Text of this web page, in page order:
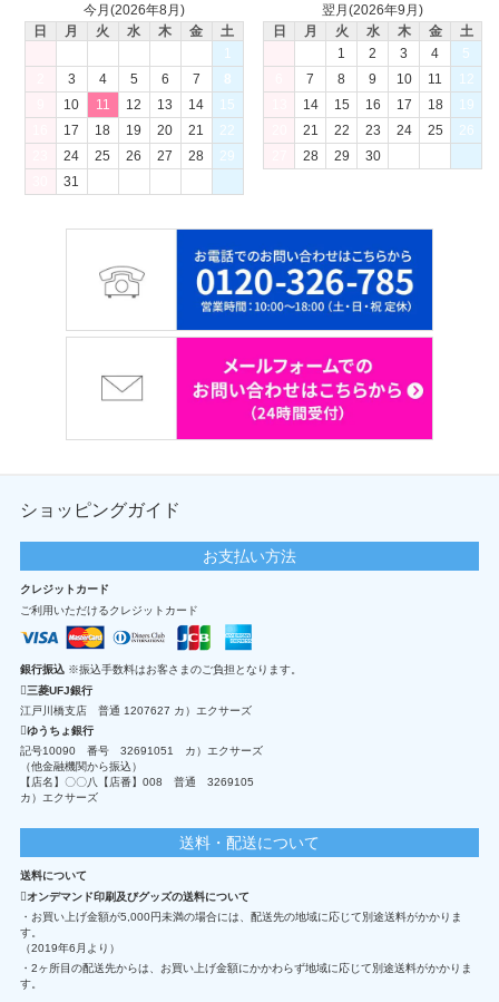
今月(2026年8月)
日
月 火 水 木 金
土
1
3 4 5 6 7
8
10 11 12 13 14
15
17 18 19 20 21
22
24 25 26 27 28
29
31
翌月(2026年9月)
日
月 火 水 木 金
土
1
2 3 4
5
7 8 9 10 11
12
14 15 16 17 18
19
21 22 23 24 25
26
28 29 30
ショッピングガイド
お支払い方法
クレジットカード
ご利用いただけるクレジットカード
銀行振込 ※振込手数料はお客さまのご負担となります。
三菱UFJ銀行
江戸川橋支店 普通 1207627 カ）エクサーズ
ゆうちょ銀行
記号10090 番号 32691051 カ）エクサーズ
（他金融機関から振込）
【店名】〇〇八【店番】008 普通 3269105
カ）エクサーズ
送料・配送について
送料について
オンデマンド印刷及びグッズの送料について
・お買い上げ金額が5,000円未満の場合には、配送先の地域に応じて別途送料がかかりま
す。
（2019年6月より）
・2ヶ所目の配送先からは、お買い上げ金額にかかわらず地域に応じて別途送料がかかりま
す。